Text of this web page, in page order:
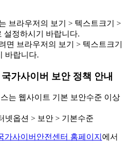
브라우저의 보기 > 텍스트크기 >
설정하시기 바랍니다.
면 브라우저의 보기 > 텍스트크기
바랍니다.
가사이버 보안 정책 안내
는 웹사이트 기본 보안수준 이상
옵션 > 보안 > 기본수준
가사이버안전센터 홈페이지 에서